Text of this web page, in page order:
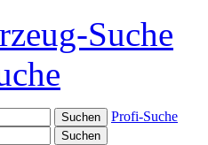
Suche
Profi-Suche